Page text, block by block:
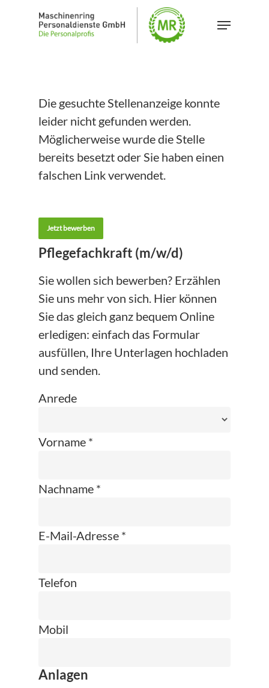
Menu
Die gesuchte Stellenanzeige konnte
leider nicht gefunden werden.
Möglicherweise wurde die Stelle
bereits besetzt oder Sie haben einen
falschen Link verwendet.
Jetzt bewerben
Pflegefachkraft (m/w/d)
Sie wollen sich bewerben? Erzählen
Sie uns mehr von sich. Hier können
Sie das gleich ganz bequem Online
erledigen: einfach das Formular
ausfüllen, Ihre Unterlagen hochladen
und senden.
Anrede
Vorname *
Nachname *
E-Mail-Adresse *
Telefon
Mobil
Anlagen